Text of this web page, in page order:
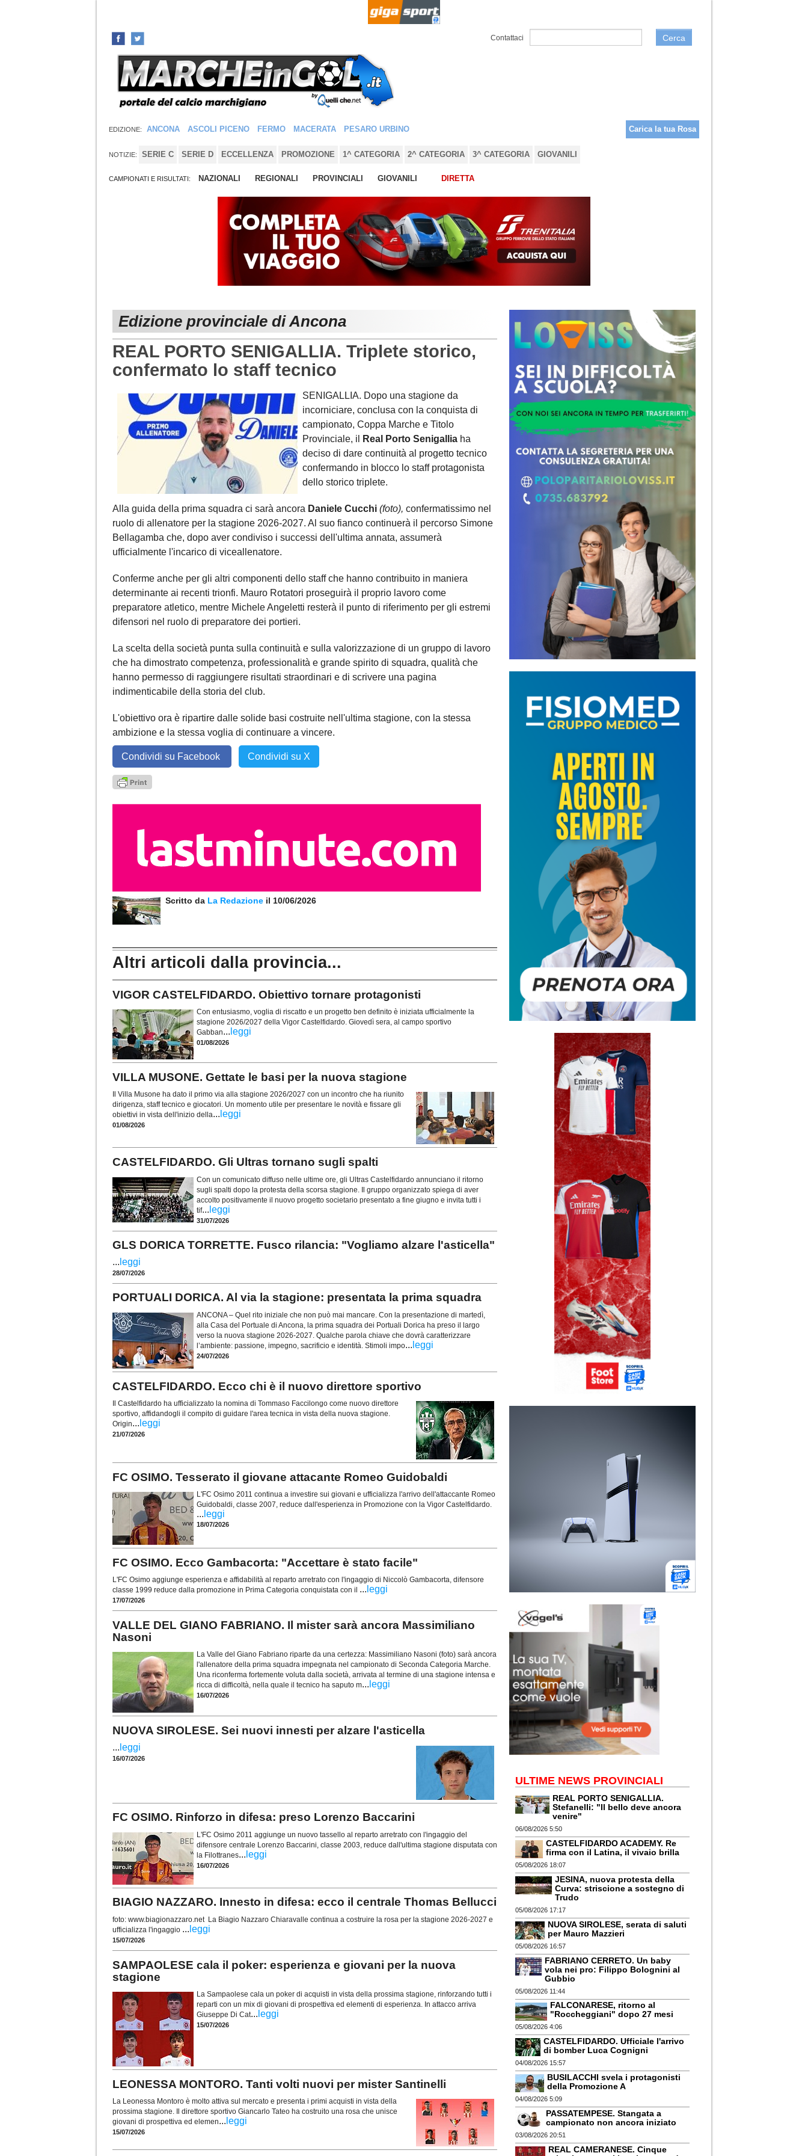
Contattaci Cerca
EDIZIONE: ANCONA ASCOLI PICENO FERMO MACERATA PESARO URBINO Carica la tua Rosa
NOTIZIE: SERIE C SERIE D ECCELLENZA PROMOZIONE 1^ CATEGORIA 2^ CATEGORIA 3^ CATEGORIA GIOVANILI
CAMPIONATI E RISULTATI: NAZIONALI REGIONALI PROVINCIALI GIOVANILI DIRETTA
Edizione provinciale di Ancona
REAL PORTO SENIGALLIA. Triplete storico,
confermato lo staff tecnico
SENIGALLIA. Dopo una stagione da
incorniciare, conclusa con la conquista di
campionato, Coppa Marche e Titolo
Provinciale, il
Real Porto Senigallia ha
deciso di dare continuità al progetto tecnico
confermando in blocco lo staff protagonista
dello storico triplete.
Alla guida della prima squadra ci sarà ancora Daniele Cucchi (foto), confermatissimo nel
ruolo di allenatore per la stagione 2026-2027. Al suo fianco continuerà il percorso Simone
Bellagamba che, dopo aver condiviso i successi dell'ultima annata, assumerà
ufficialmente l'incarico di viceallenatore.
Conferme anche per gli altri componenti dello staff che hanno contribuito in maniera
determinante ai recenti trionfi. Mauro Rotatori proseguirà il proprio lavoro come
preparatore atletico, mentre Michele Angeletti resterà il punto di riferimento per gli estremi
difensori nel ruolo di preparatore dei portieri.
La scelta della società punta sulla continuità e sulla valorizzazione di un gruppo di lavoro
che ha dimostrato competenza, professionalità e grande spirito di squadra, qualità che
hanno permesso di raggiungere risultati straordinari e di scrivere una pagina
indimenticabile della storia del club.
L'obiettivo ora è ripartire dalle solide basi costruite nell'ultima stagione, con la stessa
ambizione e la stessa voglia di continuare a vincere.
Condividi su Facebook Condividi su X
Scritto da La Redazione il 10/06/2026
Altri articoli dalla provincia...
VIGOR CASTELFIDARDO. Obiettivo tornare protagonisti
Con entusiasmo, voglia di riscatto e un progetto ben definito è iniziata ufficialmente la
stagione 2026/2027 della Vigor Castelfidardo. Giovedì sera, al campo sportivo
Gabban... leggi
01/08/2026
VILLA MUSONE. Gettate le basi per la nuova stagione
Il Villa Musone ha dato il primo via alla stagione 2026/2027 con un incontro che ha riunito
dirigenza, staff tecnico e giocatori. Un momento utile per presentare le novità e fissare gli
obiettivi in vista dell'inizio della... leggi
01/08/2026
CASTELFIDARDO. Gli Ultras tornano sugli spalti
Con un comunicato diffuso nelle ultime ore, gli Ultras Castelfidardo annunciano il ritorno
sugli spalti dopo la protesta della scorsa stagione. Il gruppo organizzato spiega di aver
accolto positivamente il nuovo progetto societario presentato a fine giugno e invita tutti i
tif... leggi
31/07/2026
GLS DORICA TORRETTE. Fusco rilancia: "Vogliamo alzare l'asticella"
... leggi
28/07/2026
PORTUALI DORICA. Al via la stagione: presentata la prima squadra
ANCONA – Quel rito iniziale che non può mai mancare. Con la presentazione di martedì,
alla Casa del Portuale di Ancona, la prima squadra dei Portuali Dorica ha preso il largo
verso la nuova stagione 2026-2027. Qualche parola chiave che dovrà caratterizzare
l’ambiente: passione, impegno, sacrificio e identità. Stimoli impo... leggi
24/07/2026
CASTELFIDARDO. Ecco chi è il nuovo direttore sportivo
Il Castelfidardo ha ufficializzato la nomina di Tommaso Faccilongo come nuovo direttore
sportivo, affidandogli il compito di guidare l'area tecnica in vista della nuova stagione.
Origin... leggi
21/07/2026
FC OSIMO. Tesserato il giovane attacante Romeo Guidobaldi
L'FC Osimo 2011 continua a investire sui giovani e ufficializza l'arrivo dell'attaccante Romeo
Guidobaldi, classe 2007, reduce dall'esperienza in Promozione con la Vigor Castelfidardo.
... leggi
18/07/2026
FC OSIMO. Ecco Gambacorta: "Accettare è stato facile"
L'FC Osimo aggiunge esperienza e affidabilità al reparto arretrato con l'ingaggio di Niccolò Gambacorta, difensore
classe 1999 reduce dalla promozione in Prima Categoria conquistata con il ... leggi
17/07/2026
VALLE DEL GIANO FABRIANO. Il mister sarà ancora Massimiliano
Nasoni
La Valle del Giano Fabriano riparte da una certezza: Massimiliano Nasoni (foto) sarà ancora
l'allenatore della prima squadra impegnata nel campionato di Seconda Categoria Marche.
Una riconferma fortemente voluta dalla società, arrivata al termine di una stagione intensa e
ricca di difficoltà, nella quale il tecnico ha saputo m... leggi
16/07/2026
NUOVA SIROLESE. Sei nuovi innesti per alzare l'asticella
... leggi
16/07/2026
FC OSIMO. Rinforzo in difesa: preso Lorenzo Baccarini
L'FC Osimo 2011 aggiunge un nuovo tassello al reparto arretrato con l'ingaggio del
difensore centrale Lorenzo Baccarini, classe 2003, reduce dall'ultima stagione disputata con
la Filottranes... leggi
16/07/2026
BIAGIO NAZZARO. Innesto in difesa: ecco il centrale Thomas Bellucci
foto: www.biagionazzaro.net La Biagio Nazzaro Chiaravalle continua a costruire la rosa per la stagione 2026-2027 e
ufficializza l'ingaggio ... leggi
15/07/2026
SAMPAOLESE cala il poker: esperienza e giovani per la nuova
stagione
La Sampaolese cala un poker di acquisti in vista della prossima stagione, rinforzando tutti i
reparti con un mix di giovani di prospettiva ed elementi di esperienza. In attacco arriva
Giuseppe Di Cat... leggi
15/07/2026
LEONESSA MONTORO. Tanti volti nuovi per mister Santinelli
La Leonessa Montoro è molto attiva sul mercato e presenta i primi acquisti in vista della
prossima stagione. Il direttore sportivo Giancarlo Tateo ha costruito una rosa che unisce
giovani di prospettiva ed elemen... leggi
15/07/2026
ULTIME NEWS PROVINCIALI
REAL PORTO SENIGALLIA.
Stefanelli: "Il bello deve ancora
venire"
06/08/2026 5:50
CASTELFIDARDO ACADEMY. Re
firma con il Latina, il vivaio brilla
05/08/2026 18:07
JESINA, nuova protesta della
Curva: striscione a sostegno di
Trudo
05/08/2026 17:17
NUOVA SIROLESE, serata di saluti
per Mauro Mazzieri
05/08/2026 16:57
FABRIANO CERRETO. Un baby
vola nei pro: Filippo Bolognini al
Gubbio
05/08/2026 11:44
FALCONARESE, ritorno al
"Roccheggiani" dopo 27 mesi
05/08/2026 4:06
CASTELFIDARDO. Ufficiale l'arrivo
di bomber Luca Cognigni
04/08/2026 15:57
BUSILACCHI svela i protagonisti
della Promozione A
04/08/2026 5:09
PASSATEMPESE. Stangata a
campionato non ancora iniziato
03/08/2026 20:51
REAL CAMERANESE. Cinque